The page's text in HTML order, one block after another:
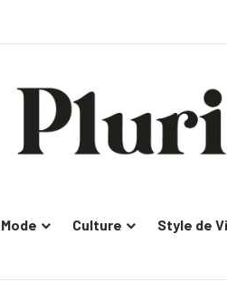
Mode Culture Style de